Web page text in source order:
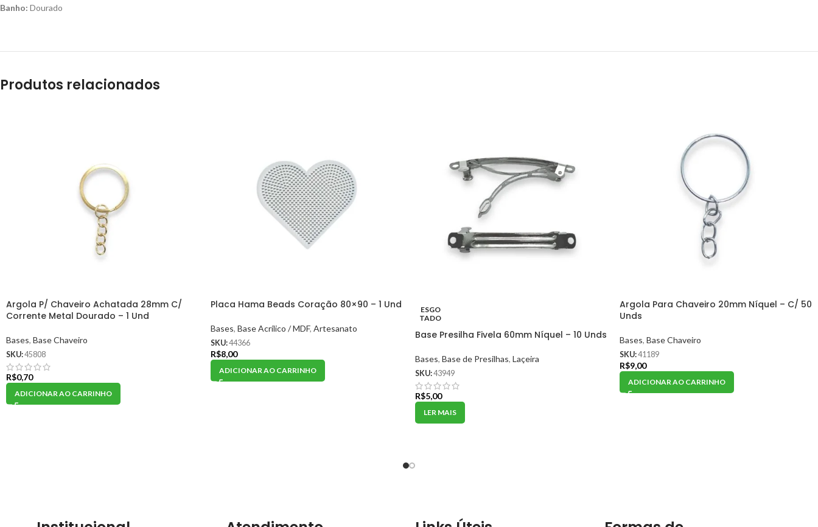
Banho: Dourado
Produtos relacionados
Argola P/ Chaveiro Achatada 28mm C/
Corrente Metal Dourado – 1 Und
Bases, Base Chaveiro
SKU:45808
R$0,70
ADICIONAR AO CARRINHO
Placa Hama Beads Coração 80×90 – 1 Und
Bases, Base Acrílico / MDF, Artesanato
SKU:44366
R$8,00
ADICIONAR AO CARRINHO
ESGO
TADO
Base Presilha Fivela 60mm Níquel – 10 Unds
Bases, Base de Presilhas, Laçeira
SKU:43949
R$5,00
LER MAIS
Argola Para Chaveiro 20mm Níquel – C/ 50
Unds
Bases, Base Chaveiro
SKU:41189
R$9,00
ADICIONAR AO CARRINHO